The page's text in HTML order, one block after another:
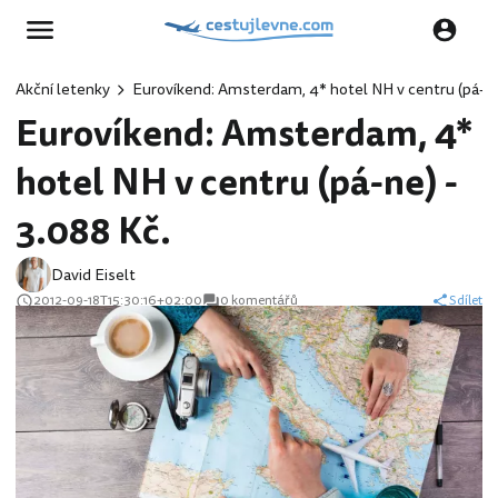
Akční letenky Eurovíkend: Amsterdam, 4* hotel NH v centru (pá-
Eurovíkend: Amsterdam, 4*
hotel NH v centru (pá-ne) -
3.088 Kč.
David Eiselt
2012-09-18T15:30:16+02:00 0 komentářů Sdílet